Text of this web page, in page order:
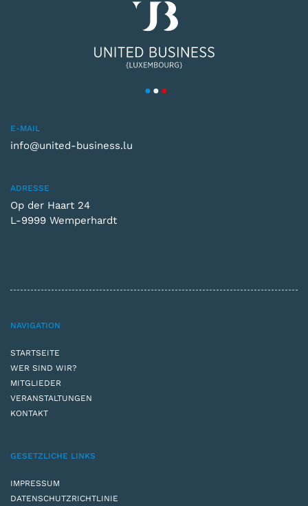
E-MAIL
info@united-business.lu
ADRESSE
Op der Haart 24
L-9999 Wemperhardt
NAVIGATION
STARTSEITE
WER SIND WIR?
MITGLIEDER
VERANSTALTUNGEN
KONTAKT
GESETZLICHE LINKS
IMPRESSUM
DATENSCHUTZRICHTLINIE